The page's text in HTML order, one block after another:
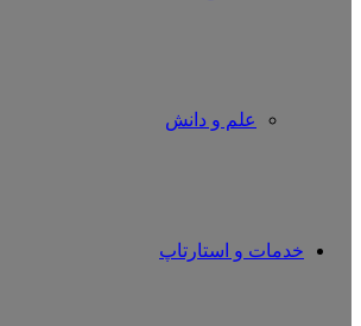
علم و دانش
خدمات و استارتاپ